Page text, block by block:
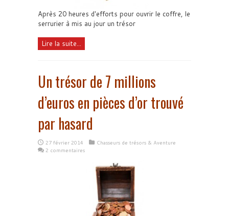
Après 20 heures d'efforts pour ouvrir le coffre, le
serrurier à mis au jour un trésor
Lire la suite...
Un trésor de 7 millions
d’euros en pièces d’or trouvé
par hasard
27 février 2014
Chasseurs de trésors & Aventure
2 commentaires